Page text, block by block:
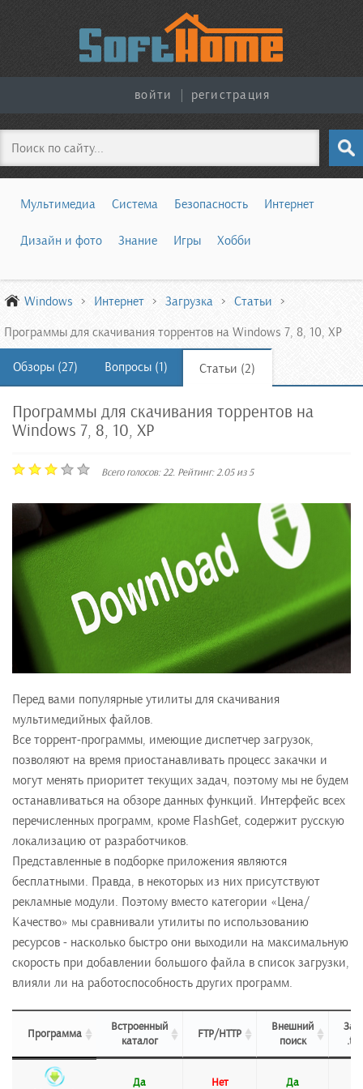
войти регистрация
Поиск
Мультимедиа Система Безопасность Интернет
Дизайн и фото Знание Игры Хобби
Windows Интернет Загрузка
Статьи
Программы для скачивания торрентов на Windows 7, 8, 10, XP
Обзоры (27) Вопросы (1) Статьи (2)
Программы для скачивания торрентов на
Windows 7, 8, 10, XP
Всего голосов:22. Рейтинг:2.05из5
Перед вами популярные утилиты для скачивания
мультимедийных файлов.
Все торрент-программы, имеющие диспетчер загрузок,
позволяют на время приостанавливать процесс закачки и
могут менять приоритет текущих задач, поэтому мы не будем
останавливаться на обзоре данных функций. Интерфейс всех
перечисленных программ, кроме FlashGet, содержит русскую
локализацию от разработчиков.
Представленные в подборке приложения являются
бесплатными. Правда, в некоторых из них присутствуют
рекламные модули. Поэтому вместо категории «Цена/
Качество» мы сравнивали утилиты по использованию
ресурсов - насколько быстро они выходили на максимальную
скорость при добавлении большого файла в список загрузки,
влияли ли на работоспособность других программ.
Программа
Встроенный
каталог
FTP/HTTP
Внешний
поиск
Программа
каталог
поиск
Да Нет Да
Программа